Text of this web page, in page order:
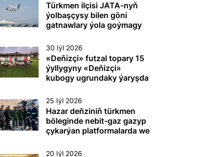
Türkmen ilçisi JATA-nyň
ýolbaşçysy bilen göni
gatnawlary ýola goýmagy
30 Iýl 2026
«Deňizçi» futzal topary 15
ýyllygyny «Deňizçi»
kubogy ugrundaky ýaryşda
dabaralandyrdy
25 Iýl 2026
Hazar deňziniň türkmen
böleginde nebit-gaz gazyp
çykarýan platformalarda we
desgalarda (gurluşlarda)
20 Iýl 2026